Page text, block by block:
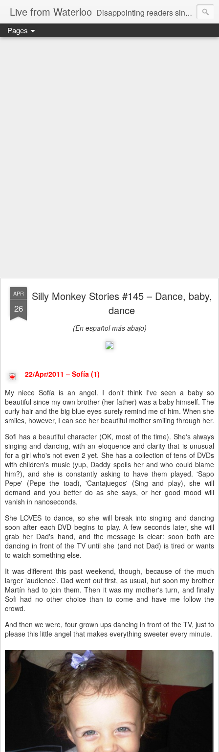
Live from Waterloo Disappointing readers since 2006
Pages
APR
26
Silly Monkey Stories #145 – Dance, baby,
dance
(En español más abajo)
22/Apr/2011 – Sofía (1)
My niece Sofía is an angel. I don't think I've seen a baby so
beautiful since my own brother (her father) was a baby himself. The
curly hair and the big blue eyes surely remind me of him. When she
smiles, however, I can see her beautiful mother smiling through her.
Sofi has a beautiful character (OK, most of the time). She's always
singing and dancing, with an eloquence and clarity that is unusual
for a girl who's not even 2 yet. She has a collection of tens of DVDs
with children's music (yup, Daddy spoils her and who could blame
him?), and she is constantly asking to have them played. 'Sapo
Pepe' (Pepe the toad), 'Cantajuegos' (Sing and play), she will
demand and you better do as she says, or her good mood will
vanish in nanoseconds.
She LOVES to dance, so she will break into singing and dancing
soon after each DVD begins to play. A few seconds later, she will
grab her Dad's hand, and the message is clear: soon both are
dancing in front of the TV until she (and not Dad) is tired or wants
to watch something else.
It was different this past weekend, though, because of the much
larger 'audience'. Dad went out first, as usual, but soon my brother
Martín had to join them. Then it was my mother's turn, and finally
Sofi had no other choice than to come and have me follow the
crowd.
And then we were, four grown ups dancing in front of the TV, just to
please this little angel that makes everything sweeter every minute.